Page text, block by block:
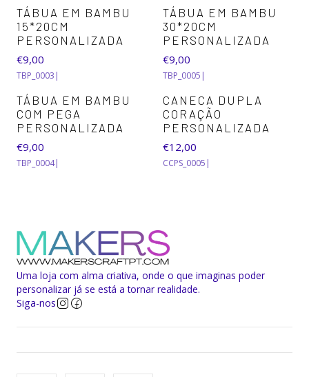
TÁBUA EM BAMBU
15*20CM
PERSONALIZADA
€9,00
TBP_0003 |
TÁBUA EM BAMBU
30*20CM
PERSONALIZADA
€9,00
TBP_0005 |
TÁBUA EM BAMBU
COM PEGA
PERSONALIZADA
€9,00
TBP_0004|
CANECA DUPLA
CORAÇÃO
PERSONALIZADA
€12,00
CCPS_0005 |
Uma loja com alma criativa, onde o que imaginas poder
personalizar já se está a tornar realidade.
Siga-nos